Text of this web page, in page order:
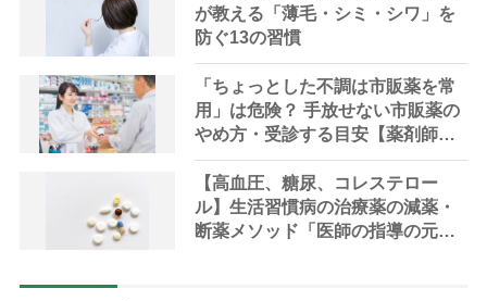
が教える「薄毛・シミ・シワ」を
防ぐ13の習慣
「ちょっとした不調は市販薬を常
用」は危険？ 手放せない市販薬の
やめ方・受診する目安【薬剤師解
説】
【高血圧、糖尿、コレステロー
ル】生活習慣病の治療薬の減薬・
断薬メソッド「医師の指導の元、